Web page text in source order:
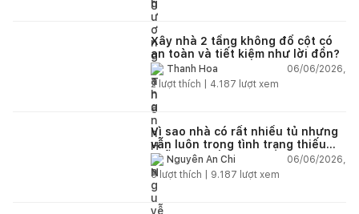
Xây nhà 2 tầng không đổ cột có
an toàn và tiết kiệm như lời đồn?
Thanh Hoa
06/06/2026,
2lượt thích | 4.187 lượt xem
Vì sao nhà có rất nhiều tủ nhưng
vẫn luôn trong tình trạng thiếu
chỗ chứa đồ?
Nguyễn An Chi
06/06/2026,
5lượt thích | 9.187 lượt xem